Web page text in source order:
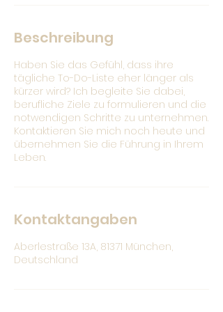
Beschreibung
Haben Sie das Gefühl, dass ihre
tägliche To-Do-Liste eher länger als
kürzer wird? Ich begleite Sie dabei,
berufliche Ziele zu formulieren und die
notwendigen Schritte zu unternehmen.
Kontaktieren Sie mich noch heute und
übernehmen Sie die Führung in Ihrem
Leben.
Kontaktangaben
Aberlestraße 13A, 81371 München,
Deutschland